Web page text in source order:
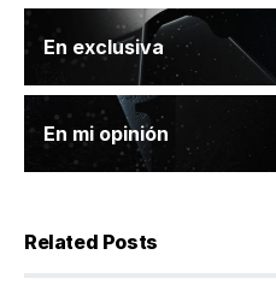
En exclusiva
En mi opinión
Related Posts